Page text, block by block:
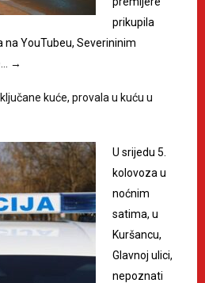
prikupila
YouTubeu, Severininim
→
kuće, provala u kuću u
U srijedu 5.
kolovoza u
noćnim
satima, u
Kuršancu,
Glavnoj ulici,
nepoznati